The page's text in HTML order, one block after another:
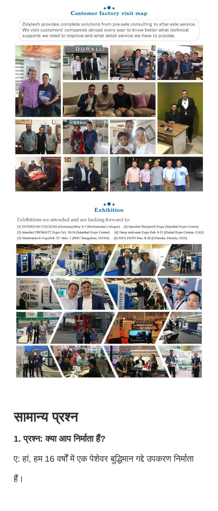
सामान्य प्रश्न
1. प्रश्न: क्या आप निर्माता हैं?
ए: हां, हम 16 वर्षों में एक पेशेवर बुद्धिमान गद्दे उपकरण निर्माता
हैं।